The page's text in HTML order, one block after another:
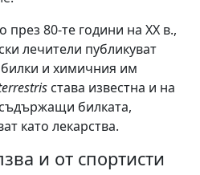
през 80-те години на ХХ в.,
лечители публикуват
билки и химичния им
става известна и на
билката,
като лекарства.
и от спортисти